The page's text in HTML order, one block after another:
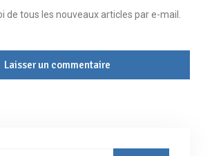
de tous les nouveaux articles par e-mail.